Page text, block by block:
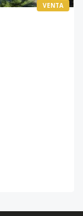
VENTA